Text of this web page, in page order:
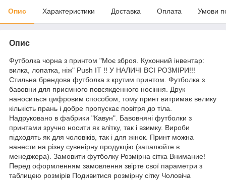
Опис Характеристики Доставка Оплата Умови
Опис
Футболка чорна з принтом "Моє зброя. Кухонний інвентар:
вилка, лопатка, ніж" Push IT !! У НАЛИЧІ ВСІ РОЗМІРИ!!!
Стильна брендова футболка з крутим принтом. Футболка з
бавовни для приємного повсякденного носіння. Друк
наноситься цифровим способом, тому принт витримає велику
кількість прань і добре пропускає повітря до тіла.
Надруковано в фабрики "Кавун". Бавовняні футболки з
принтами зручно носити як влітку, так і взимку. Вироби
підходять як для чоловіків, так і для жінок. Принт можна
нанести на різну сувенірну продукцію (запалюйте в
менеджера). Замовити футболку Розмірна сітка Внимание!
Перед оформленням замовлення звірте свої параметри з
таблицею розмірів Подивитися розмірну сітку Чоловіча